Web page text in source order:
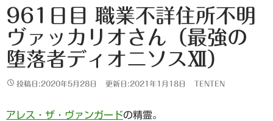
961日目 職業不詳住所不明
ヴァッカリオさん（最強の
堕落者ディオニソスⅫ）
投稿日:2020年5月28日 更新日:2021年1月18日 TENTEN
アレス・ザ・ヴァンガードの精霊。